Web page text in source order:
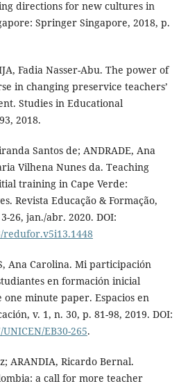
directions for new cultures in
Springer Singapore, 2018, p.
Fadia Nasser-Abu. The power of
in changing preservice teachers’
Studies in Educational
2018.
Santos de; ANDRADE, Ana
Vilhena Nunes da. Teaching
training in Cape Verde:
Revista Educação & Formação,
26, jan./abr. 2020. DOI:
redufor.v5i13.1448
Ana Carolina. Mi participación
en formación inicial
one minute paper. Espacios en
v. 1, n. 30, p. 81-98, 2019. DOI:
EB30-265.
ARANDIA, Ricardo Bernal.
a call for more teacher